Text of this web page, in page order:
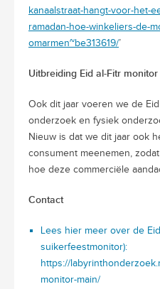
kanaalstraat-hangt-voor-het-
ramadan-hoe-winkeliers-de-
omarmen~be313619/’
Uitbreiding Eid al-Fitr monitor
Ook dit jaar voeren we de
onderzoek en fysiek
Nieuw is dat we dit jaar ook
consument meenemen,
hoe deze commerciële
Contact
Lees hier meer over de
suikerfeestmonitor):
https://
monitor-main/